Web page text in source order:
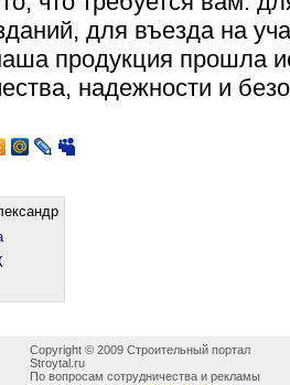
для въезда на
продукция прошла
надежности и
Copyright © 2009 Строительный портал
Stroytal.ru
По вопросам сотрудничества и рекламы